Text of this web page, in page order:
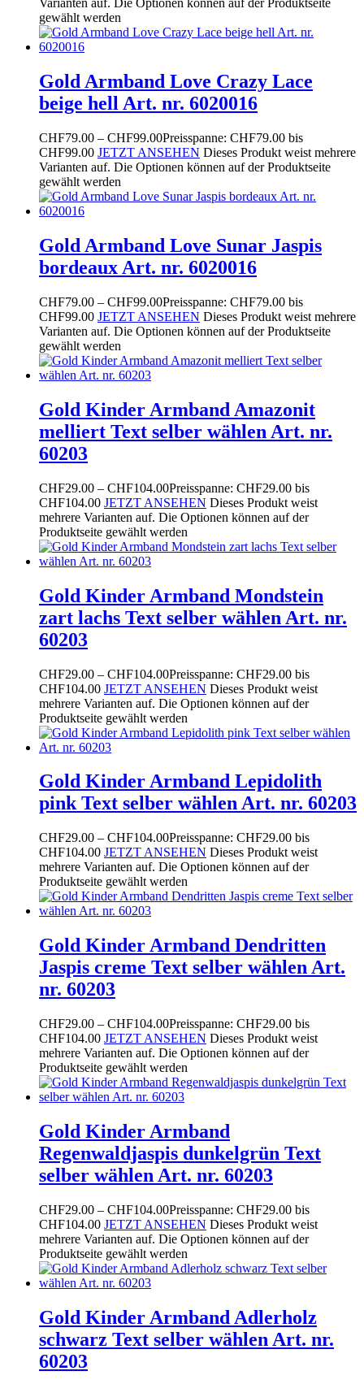
Varianten auf. Die Optionen können auf der Produktseite
gewählt werden
Gold Armband Love Crazy Lace
beige hell Art. nr. 6020016
CHF79.00 – CHF99.00Preisspanne: CHF79.00 bis
CHF99.00 JETZT ANSEHEN Dieses Produkt weist mehrere
Varianten auf. Die Optionen können auf der Produktseite
gewählt werden
Gold Armband Love Sunar Jaspis
bordeaux Art. nr. 6020016
CHF79.00 – CHF99.00Preisspanne: CHF79.00 bis
CHF99.00 JETZT ANSEHEN Dieses Produkt weist mehrere
Varianten auf. Die Optionen können auf der Produktseite
gewählt werden
Gold Kinder Armband Amazonit
melliert Text selber wählen Art. nr.
60203
CHF29.00 – CHF104.00Preisspanne: CHF29.00 bis
CHF104.00 JETZT ANSEHEN Dieses Produkt weist
mehrere Varianten auf. Die Optionen können auf der
Produktseite gewählt werden
Gold Kinder Armband Mondstein
zart lachs Text selber wählen Art. nr.
60203
CHF29.00 – CHF104.00Preisspanne: CHF29.00 bis
CHF104.00 JETZT ANSEHEN Dieses Produkt weist
mehrere Varianten auf. Die Optionen können auf der
Produktseite gewählt werden
Gold Kinder Armband Lepidolith
pink Text selber wählen Art. nr. 60203
CHF29.00 – CHF104.00Preisspanne: CHF29.00 bis
CHF104.00 JETZT ANSEHEN Dieses Produkt weist
mehrere Varianten auf. Die Optionen können auf der
Produktseite gewählt werden
Gold Kinder Armband Dendritten
Jaspis creme Text selber wählen Art.
nr. 60203
CHF29.00 – CHF104.00Preisspanne: CHF29.00 bis
CHF104.00 JETZT ANSEHEN Dieses Produkt weist
mehrere Varianten auf. Die Optionen können auf der
Produktseite gewählt werden
Gold Kinder Armband
Regenwaldjaspis dunkelgrün Text
selber wählen Art. nr. 60203
CHF29.00 – CHF104.00Preisspanne: CHF29.00 bis
CHF104.00 JETZT ANSEHEN Dieses Produkt weist
mehrere Varianten auf. Die Optionen können auf der
Produktseite gewählt werden
Gold Kinder Armband Adlerholz
schwarz Text selber wählen Art. nr.
60203